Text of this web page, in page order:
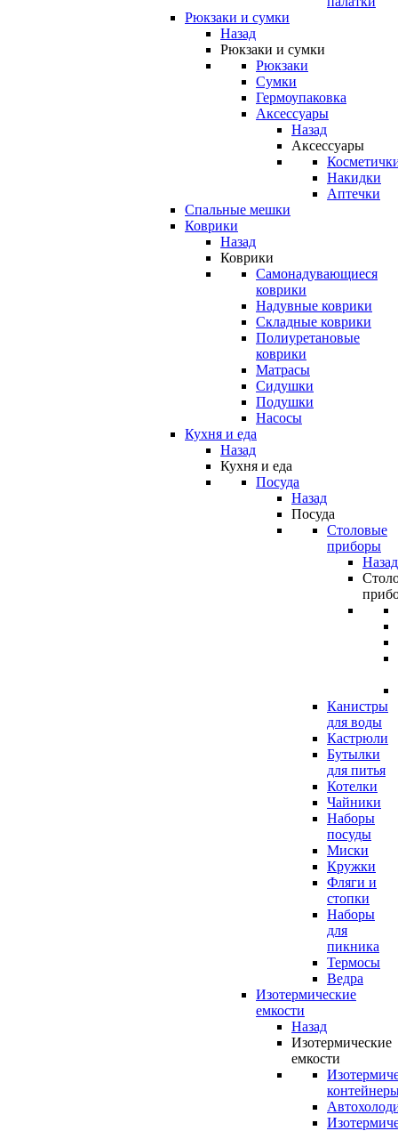
Рюкзаки и сумки
Назад
Рюкзаки и сумки
Рюкзаки
Сумки
Гермоупаковка
Аксессуары
Назад
Аксессуары
Накидки
Аптечки
Спальные мешки
Коврики
Назад
Коврики
Самонадувающиеся
коврики
Надувные коврики
Складные коврики
Полиуретановые
коврики
Матрасы
Сидушки
Подушки
Насосы
Кухня и еда
Назад
Кухня и еда
Посуда
Назад
Посуда
Столовые
приборы
Назад
Канистры
для воды
Кастрюли
Бутылки
для питья
Котелки
Чайники
Наборы
посуды
Миски
Кружки
Фляги и
стопки
Наборы
для
пикника
Термосы
Ведра
Изотермические
емкости
Назад
Изотермические
емкости